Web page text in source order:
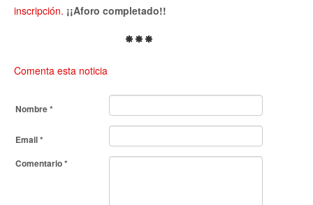
inscripción. ¡¡Aforo completado!!
Comenta esta noticia
Nombre*
Email*
Comentario*